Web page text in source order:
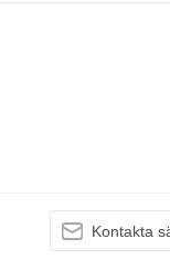
Kontakta